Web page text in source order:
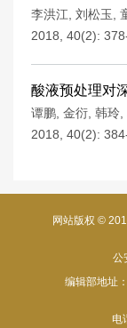
李洪江 刘松玉
2018, 40(2):
酸液预处理对
谭鹏 金衍 韩玲
2018, 40(2):
网站版权 ©
公
编辑部地址
电